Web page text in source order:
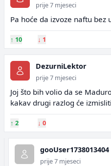
prije 7 mjeseci
Pa hoće da izvoze naftu bez
↑ 10 ↓ 1
DezurniLektor
prije 7 mjeseci
Joj što bih volio da se
kakav drugi razlog će
↑ 2 ↓ 0
gooUser1738013404
prije 7 mjeseci